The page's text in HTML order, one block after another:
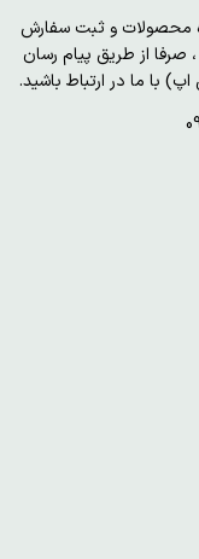
محصولات و ثبت سفارش
صرفا از طریق پیام رسان
با ما در ارتباط باشید.